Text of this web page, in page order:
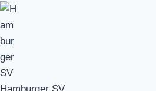
Hamburger SV